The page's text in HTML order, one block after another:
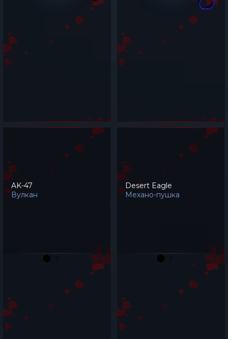
AK-47
Вулкан
Desert Eagle
Механо-пушка